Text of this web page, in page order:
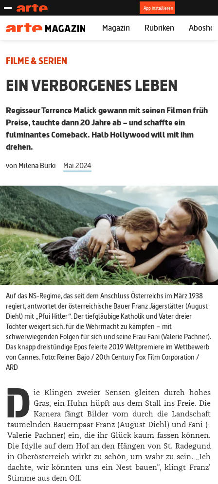
Magazin Rubriken
FILME & SERIEN
EIN VERBORGENES LEBEN
Regisseur Terrence Malick gewann mit seinen Filmen früh
Preise, tauchte dann 20 Jahre ab – und schaffte ein
fulminantes Comeback. Halb Hollywood will mit ihm
drehen.
vonMilena Bürki Mai 2024
Auf das NS-Regime, das seit dem Anschluss Österreichs im März 1938
regiert, antwortet der österreichische Bauer Franz ­Jägerstätter (­August
Diehl) mit „Pfui Hitler“. Der tiefgläubige Katholik und Vater dreier
Töchter weigert sich, für die Wehrmacht zu kämpfen – mit
schwerwiegenden Folgen für sich und seine Frau Fani (Valerie Pachner).
Das knapp dreistündige Epos feierte 2019 Weltpremiere im Wettbewerb
von Cannes. Foto: Reiner Bajo / 20th Century Fox Film Corporation /
ARD
D ieKlingen zweier Sensen gleiten durch hohes
Gras, ein Huhn hüpft aus dem Stall ins Freie. Die
Kamera fängt Bilder vom durch die Landschaft
taumelnden Bauernpaar Franz (­August Diehl) und ­Fani (­
Valerie ­Pachner) ein, die ihr Glück kaum fassen können.
Die Idylle auf dem Hof an den Hängen von St. Radegund
in Oberösterreich wirkt zu schön, um wahr zu sein. „Ich
dachte, wir könnten uns ein Nest bauen“, klingt Franz’
Stimme aus dem Off.